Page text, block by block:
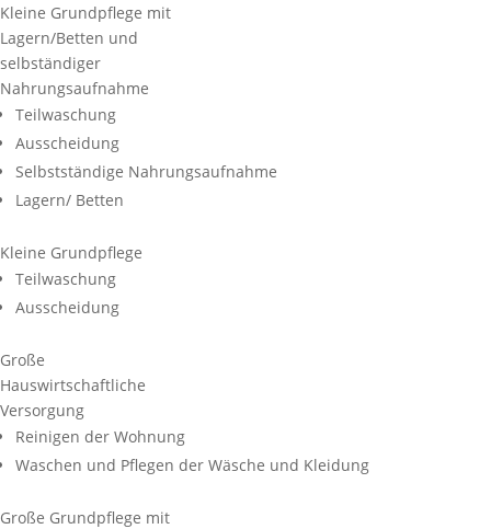
Kleine Grundpflege mit
Lagern/Betten und
selbständiger
Nahrungsaufnahme
Teilwaschung
Ausscheidung
Selbstständige Nahrungsaufnahme
Lagern/ Betten
Kleine Grundpflege
Teilwaschung
Ausscheidung
Große
Hauswirtschaftliche
Versorgung
Reinigen der Wohnung
Waschen und Pflegen der Wäsche und Kleidung
Große Grundpflege mit